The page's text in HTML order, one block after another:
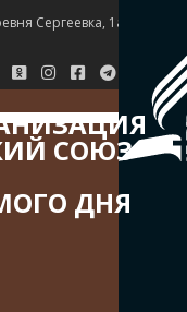
Сергеевка, 1а